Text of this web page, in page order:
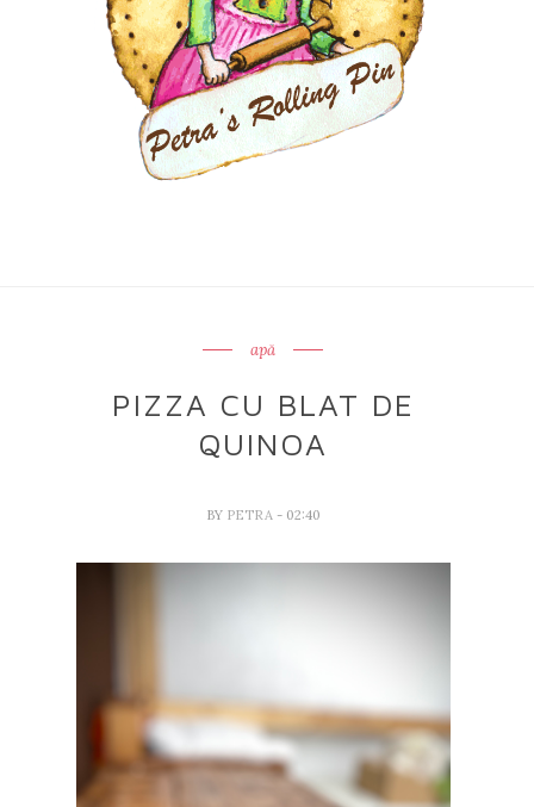
apă
PIZZA CU BLAT DE
QUINOA
BY PETRA - 02:40